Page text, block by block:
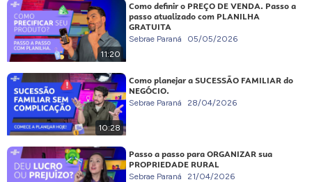
11:20
Como definir o PREÇO DE VENDA. Passo a
passo atualizado com PLANILHA
GRATUITA
Sebrae Paraná 05/05/2026
10:28
Como planejar a SUCESSÃO FAMILIAR do
NEGÓCIO.
Sebrae Paraná 28/04/2026
Passo a passo para ORGANIZAR sua
PROPRIEDADE RURAL
Sebrae Paraná 21/04/2026